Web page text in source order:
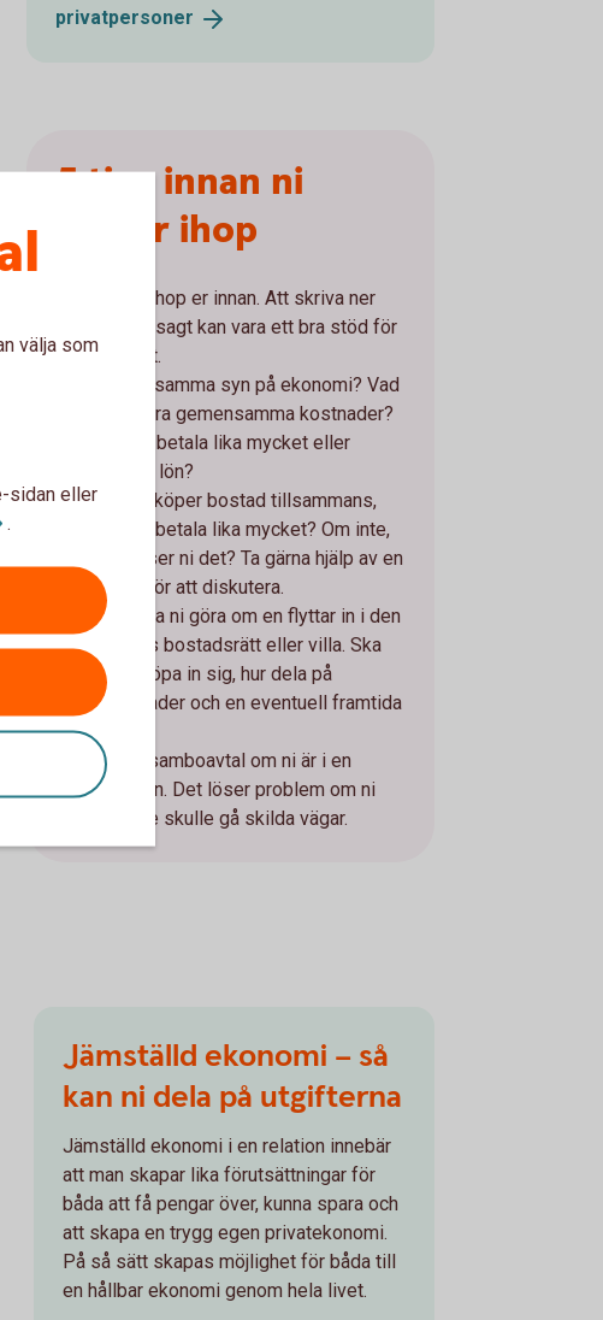
privatpersoner
5 tips innan ni
flyttar ihop
Prata ihop er innan. Att skriva ner
vad ni sagt kan vara ett bra stöd för
minnet.
Har ni samma syn på ekonomi? Vad
ska vara gemensamma kostnader?
Ska ni betala lika mycket eller
utifrån lön?
Om ni köper bostad tillsammans,
ska ni betala lika mycket? Om inte,
hur löser ni det? Ta gärna hjälp av en
jurist för att diskutera.
Hur ska ni göra om en flyttar in i den
andres bostadsrätt eller villa. Ska
man köpa in sig, hur dela på
kostnader och en eventuell framtida
Skriv samboavtal om ni är i en
relation. Det löser problem om ni
senare skulle gå skilda vägar.
Jämställd ekonomi – så
kan ni dela på utgifterna
Jämställd ekonomi i en relation innebär
att man skapar lika förutsättningar för
båda att få pengar över, kunna spara och
att skapa en trygg egen privatekonomi.
På så sätt skapas möjlighet för båda till
en hållbar ekonomi genom hela livet.
välja som
sidan eller
.